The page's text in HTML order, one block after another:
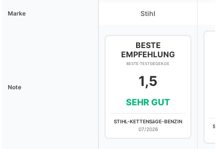
Marke Stihl
Note
BESTE
EMPFEHLUNG
BESTE-TESTSIEGER.DE
1,5
SEHR GUT
STIHL-KETTENSäGE-BENZIN
07/2026